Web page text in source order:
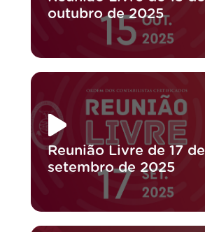
outubro de 2025
Reunião Livre de 17 de
setembro de 2025